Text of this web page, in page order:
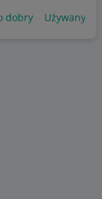
dobry Używany